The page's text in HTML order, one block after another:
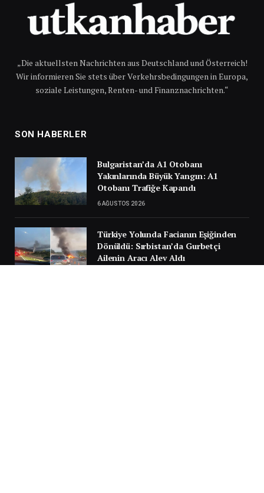
„Die aktuellsten Nachrichten aus Deutschland und Österreich!
Wir informieren Sie stets über Verkehrsbedingungen in Europa,
soziale Leistungen, Renten- und Finanznachrichten.“
SON HABERLER
Bulgaristan’da A1 Otobanı
Yakınlarında Büyük Yangın: A1
Otobanı Trafiğe Kapandı
6 AĞUSTOS 2026
Türkiye Yolunda Facianın Eşiğinden
Dönüldü: Sırbistan’da Gurbetçi
Ailenin Aracı Alev Aldı